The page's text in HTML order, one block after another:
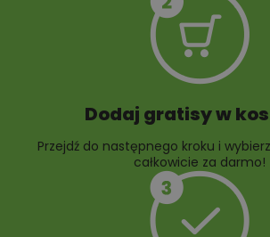
Dodaj gratisy w
Przejdź do następnego kroku i
całkowicie za darmo!